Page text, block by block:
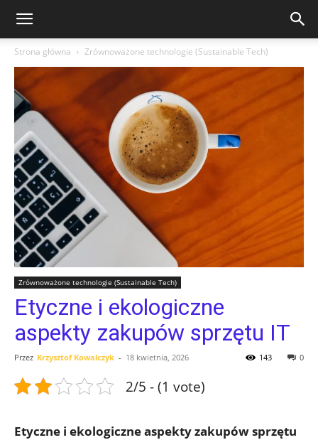
Strona główna Zrównoważone technologie (Sustainable Tech)
Zrównoważone technologie (Sustainable Tech)
Etyczne i ekologiczne
aspekty zakupów sprzętu IT
Przez Krzysztof Kowalczyk - 18 kwietnia, 2026 0
143
2/5 - (1 vote)
Etyczne i ekologiczne aspekty zakupów sprzętu